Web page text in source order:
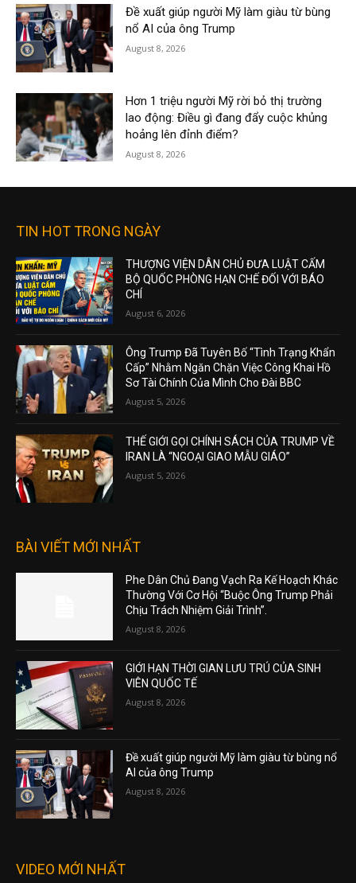
Đề xuất giúp người Mỹ làm giàu từ bùng
nổ AI của ông Trump
August 8, 2026
Hơn 1 triệu người Mỹ rời bỏ thị trường
lao động: Điều gì đang đẩy cuộc khủng
hoảng lên đỉnh điểm?
August 8, 2026
TIN HOT TRONG NGÀY
THƯỢNG VIỆN DÂN CHỦ ĐƯA LUẬT CẤM
BỘ QUỐC PHÒNG HẠN CHẾ ĐỐI VỚI BÁO
CHÍ
August 6, 2026
Ông Trump Đã Tuyên Bố “Tình Trạng Khẩn
Cấp” Nhằm Ngăn Chặn Việc Công Khai Hồ
Sơ Tài Chính Của Mình Cho Đài BBC
August 5, 2026
THẾ GIỚI GỌI CHÍNH SÁCH CỦA TRUMP VỀ
IRAN LÀ “NGOẠI GIAO MẪU GIÁO”
August 5, 2026
BÀI VIẾT MỚI NHẤT
Phe Dân Chủ Đang Vạch Ra Kế Hoạch Khác
Thường Với Cơ Hội “Buộc Ông Trump Phải
Chịu Trách Nhiệm Giải Trình”.
August 8, 2026
GIỚI HẠN THỜI GIAN LƯU TRÚ CỦA SINH
VIÊN QUỐC TẾ
August 8, 2026
Đề xuất giúp người Mỹ làm giàu từ bùng nổ
AI của ông Trump
August 8, 2026
VIDEO MỚI NHẤT